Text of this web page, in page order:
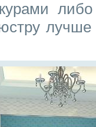
либо
лучше